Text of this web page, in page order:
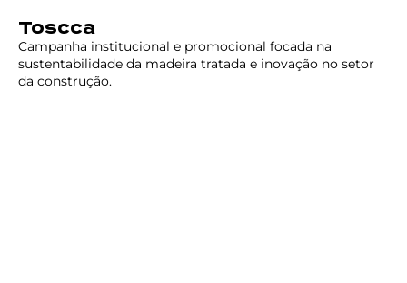
Toscca
Campanha institucional e promocional focada na
sustentabilidade da madeira tratada e inovação no setor
da construção.